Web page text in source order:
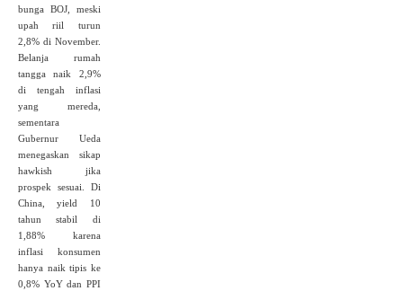
bunga BOJ, meski
upah riil turun
2,8% di November.
Belanja rumah
tangga naik 2,9%
di tengah inflasi
yang mereda,
sementara
Gubernur Ueda
menegaskan sikap
hawkish jika
prospek sesuai. Di
China, yield 10
tahun stabil di
1,88% karena
inflasi konsumen
hanya naik tipis ke
0,8% YoY dan PPI